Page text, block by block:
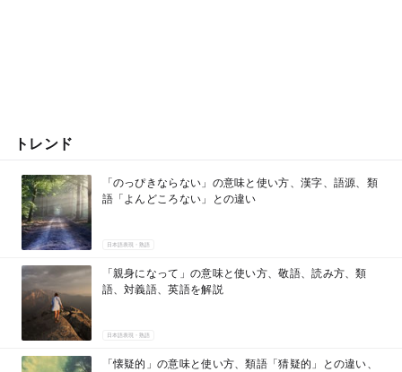
トレンド
「のっぴきならない」の意味と使い方、漢字、語源、類
語「よんどころない」との違い
日本語表現・熟語
「親身になって」の意味と使い方、敬語、読み方、類
語、対義語、英語を解説
日本語表現・熟語
「懐疑的」の意味と使い方、類語「猜疑的」との違い、